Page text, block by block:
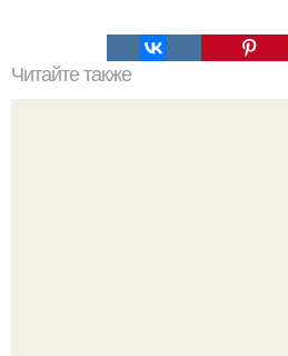
Читайте также